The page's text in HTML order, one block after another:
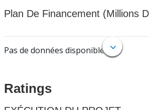
Plan De Financement (Millions
Pas de données disponibles.
Ratings